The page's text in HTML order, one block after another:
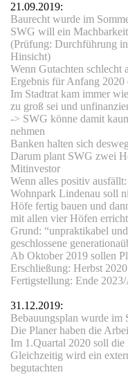
21.09.2019:
Baurecht wurde im
SWG will ein
(Prüfung: Durchführung
Hinsicht)
Wenn Gutachten schlecht
Ergebnis für Anfang 2020
Im Stadtrat kam immer
zu groß sei und
-> SWG könne damit
nehmen
Banken halten sich
Darum plant SWG zwei
Mitinvestor
Wenn alles positiv ausfällt:
Wohnpark Lindenau soll
Höfe fertig bauen und
mit allen vier Höfen
Grund: “unpraktikabel
geschlossene
Ab Oktober 2019 sollen
Erschließung: Herbst
Fertigstellung: Ende
31.12.2019:
Bebauungsplan wurde im
Die Planer haben die
Im 1.Quartal 2020 soll
Gleichzeitig wird ein
begutachten